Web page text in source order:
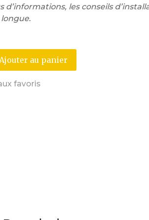
d’informations, les conseils
au panier
favoris